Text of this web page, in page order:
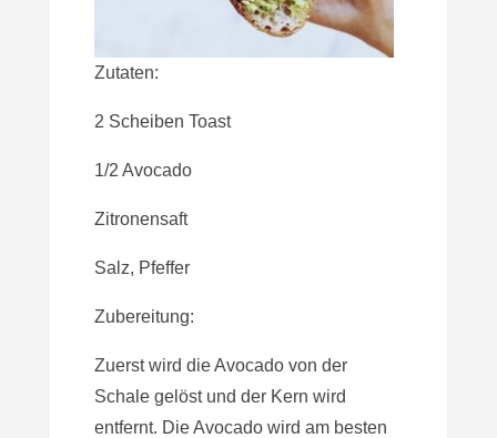
Zutaten:
2 Scheiben Toast
1/2 Avocado
Zitronensaft
Salz, Pfeffer
Zubereitung:
Zuerst wird die Avocado von der
Schale gelöst und der Kern wird
entfernt. Die Avocado wird am besten